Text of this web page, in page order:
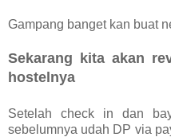
Gampang banget kan buat
Sekarang kita akan
hostelnya
Setelah check in dan
sebelumnya udah DP via